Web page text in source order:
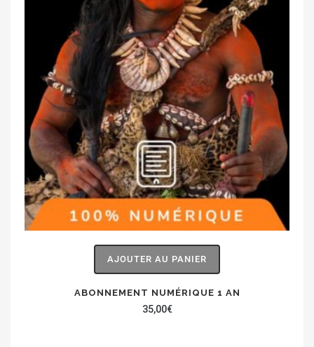
AJOUTER AU PANIER
ABONNEMENT NUMÉRIQUE 1 AN
35,00€